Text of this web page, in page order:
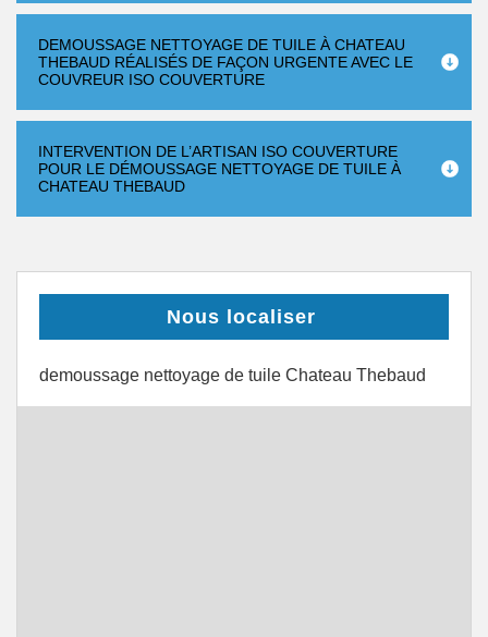
DEMOUSSAGE NETTOYAGE DE TUILE À CHATEAU
THEBAUD RÉALISÉS DE FAÇON URGENTE AVEC LE
COUVREUR ISO COUVERTURE
INTERVENTION DE L’ARTISAN ISO COUVERTURE
POUR LE DÉMOUSSAGE NETTOYAGE DE TUILE À
CHATEAU THEBAUD
Nous localiser
demoussage nettoyage de tuile Chateau Thebaud